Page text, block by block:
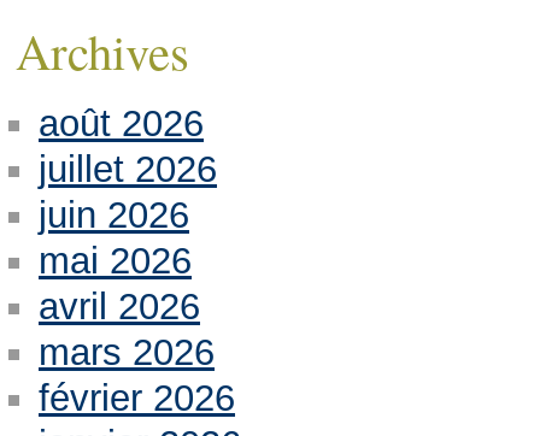
Archives
août 2026
juillet 2026
juin 2026
mai 2026
avril 2026
mars 2026
février 2026